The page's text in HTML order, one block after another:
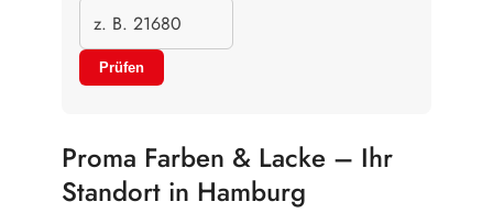
Prüfen
Proma Farben & Lacke – Ihr
Standort in Hamburg